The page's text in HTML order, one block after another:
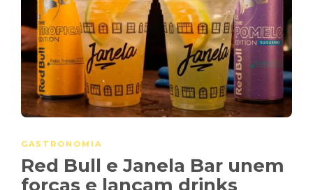
GASTRONOMIA
Red Bull e Janela Bar unem
forças e lançam drinks